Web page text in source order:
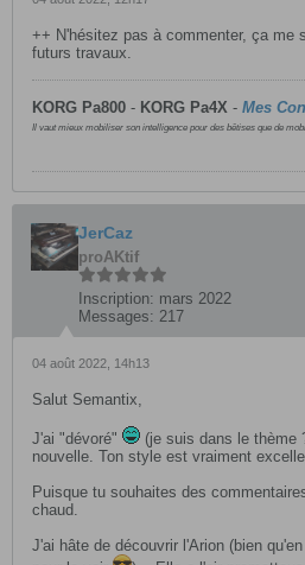
++ N'hésitez pas à commenter, ça me
futurs travaux.
KORG Pa800 - KORG Pa4X - Mes
Il vaut mieux mobiliser son intelligence pour des bêtises que de
JerCaz
proAKtif
Inscription: mars 2022
Messages: 217
04 août 2022, 14h13
Salut Semantix,
J'ai "dévoré"
(je suis dans le thème
nouvelle. Ton style est vraiment
Puisque tu souhaites des
chaud.
J'ai hâte de découvrir l'Arion (bien